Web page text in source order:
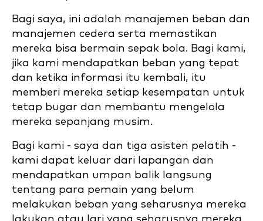
Bagi saya, ini adalah manajemen beban dan
manajemen cedera serta memastikan
mereka bisa bermain sepak bola. Bagi kami,
jika kami mendapatkan beban yang tepat
dan ketika informasi itu kembali, itu
memberi mereka setiap kesempatan untuk
tetap bugar dan membantu mengelola
mereka sepanjang musim.
Bagi kami - saya dan tiga asisten pelatih -
kami dapat keluar dari lapangan dan
mendapatkan umpan balik langsung
tentang para pemain yang belum
melakukan beban yang seharusnya mereka